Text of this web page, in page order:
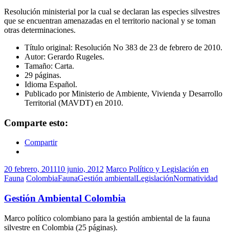
Resolución ministerial por la cual se declaran las especies silvestres
que se encuentran amenazadas en el territorio nacional y se toman
otras determinaciones.
Título original: Resolución No 383 de 23 de febrero de 2010.
Autor: Gerardo Rugeles.
Tamaño: Carta.
29 páginas.
Idioma Español.
Publicado por Ministerio de Ambiente, Vivienda y Desarrollo
Territorial (MAVDT) en 2010.
Comparte esto:
Compartir
20 febrero, 201110 junio, 2012 Marco Político y Legislación en
Fauna ColombiaFaunaGestión ambientalLegislaciónNormatividad
Gestión Ambiental Colombia
Marco político colombiano para la gestión ambiental de la fauna
silvestre en Colombia (25 páginas).